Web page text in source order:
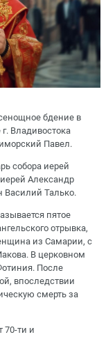
бдение в
Владивостока
Павел.
собора иерей
Александр
Василий Талько.
пятое
отрывка,
из Самарии, с
В церковном
После
впоследствии
смерть за
70-ти и